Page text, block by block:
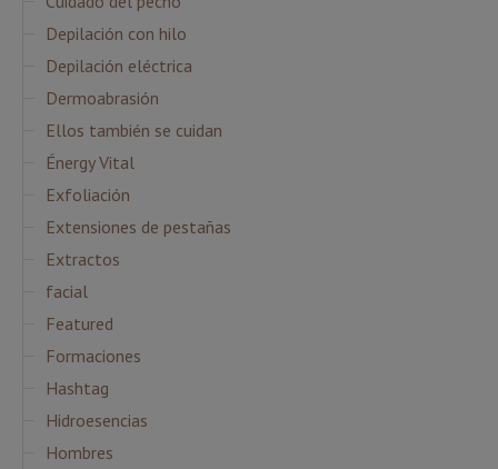
Depilación con hilo
Depilación eléctrica
Dermoabrasión
Ellos también se cuidan
Énergy Vital
Exfoliación
Extensiones de pestañas
Extractos
facial
Featured
Formaciones
Hashtag
Hidroesencias
Hombres